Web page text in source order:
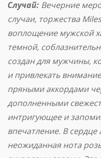
Случай: Вечерние
случаи, торжества
воплощение мужской
темной,
создан для мужчины,
и привлекать
пряными аккордами
дополненными
интригующее и
впечатление. В
неожиданная нота